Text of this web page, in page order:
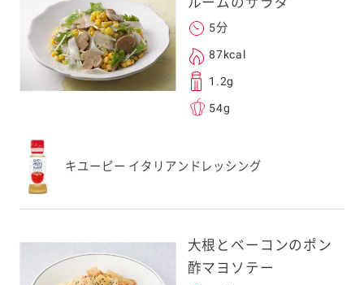
する事ができ
身以外の方に送
旦ご自身で受け
5分
87kcal
1.2g
54g
キユーピー イタリアンドレッシング
大根とベーコンのポン
酢マヨソテー